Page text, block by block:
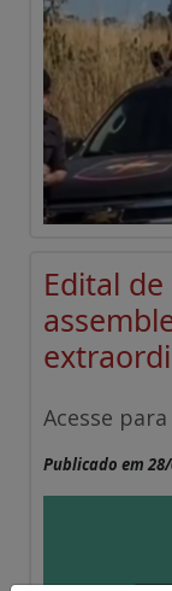
Edital
Acesse
Publicado em